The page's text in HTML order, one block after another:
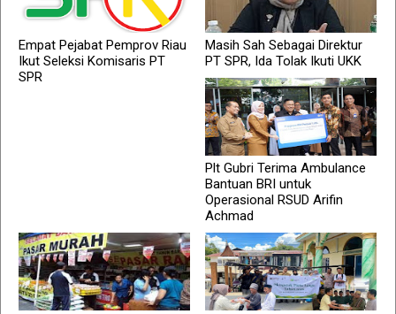
Empat Pejabat Pemprov Riau
Ikut Seleksi Komisaris PT
SPR
Masih Sah Sebagai Direktur
PT SPR, Ida Tolak Ikuti UKK
Plt Gubri Terima Ambulance
Bantuan BRI untuk
Operasional RSUD Arifin
Achmad